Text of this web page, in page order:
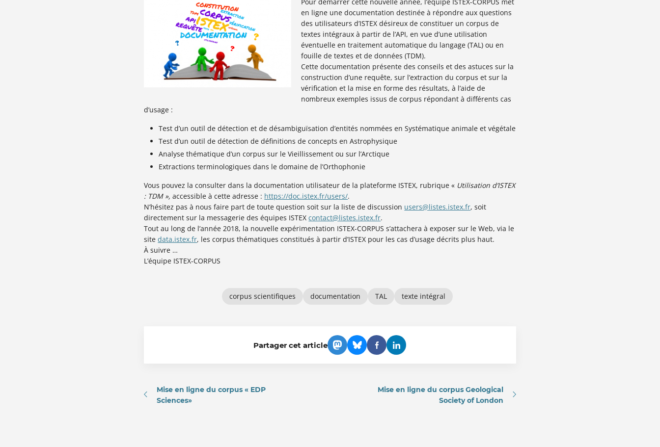
en ligne une documentation destinée à répondre aux questions
des utilisateurs d’ISTEX désireux de constituer un corpus de
textes intégraux à partir de l’API, en vue d’une utilisation
éventuelle en traitement automatique du langage (TAL) ou en
fouille de textes et de données (TDM).
Cette documentation présente des conseils et des astuces sur la
construction d’une requête, sur l’extraction du corpus et sur la
vérification et la mise en forme des résultats, à l’aide de
nombreux exemples issus de corpus répondant à différents cas
d’usage :
Test d’un outil de détection et de désambiguïsation d’entités nommées en Systématique animale et végétale
Test d’un outil de détection de définitions de concepts en Astrophysique
Analyse thématique d’un corpus sur le Vieillissement ou sur l’Arctique
Extractions terminologiques dans le domaine de l’Orthophonie
Vous pouvez la consulter dans la documentation utilisateur de la plateforme ISTEX, rubrique « Utilisation d’ISTEX
: TDM »,accessible à cette adresse : https://doc.istex.fr/users/.
N’hésitez pas à nous faire part de toute question soit sur la liste de discussion users@listes.istex.fr, soit
directement sur la messagerie des équipes ISTEXcontact@listes.istex.fr.
Tout au long de l’année 2018, la nouvelle expérimentation ISTEX-CORPUS s’attachera à exposer sur le Web, via le
sitedata.istex.fr, les corpus thématiques constitués à partir d’ISTEX pour les cas d’usage décrits plus haut.
À suivre …
L’équipe ISTEX-CORPUS
corpus scientifiques documentation TAL texte intégral
Partager cet article
Mise en ligne du corpus « EDP
Sciences»
Mise en ligne du corpus Geological
Society of London